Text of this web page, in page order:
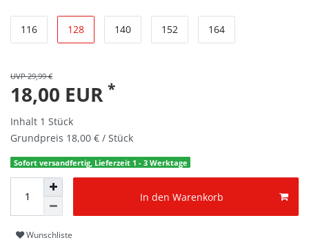
116 128 140 152 164
UVP 29,99 €
18,00 EUR *
Inhalt 1 Stück
Grundpreis 18,00 € / Stück
Sofort versandfertig, Lieferzeit 1 - 3 Werktage
In den Warenkorb
Wunschliste